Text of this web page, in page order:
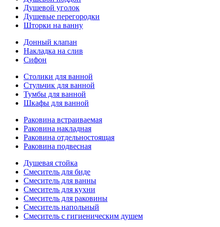
Душевой уголок
Душевые перегородки
Шторки на ванну
Донный клапан
Накладка на слив
Сифон
Столики для ванной
Стульчик для ванной
Тумбы для ванной
Шкафы для ванной
Раковина встраиваемая
Раковина накладная
Раковина отдельностоящая
Раковина подвесная
Душевая стойка
Смеситель для биде
Смеситель для ванны
Смеситель для кухни
Смеситель для раковины
Смеситель напольный
Смеситель с гигиеническим душем